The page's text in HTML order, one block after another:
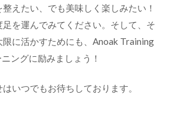
えたい、でも美味しく楽しみたい！
を運んでみてください。そして、そ
に活かすためにも、Anoak Training
ングに励みましょう！
いつでもお待ちしております。